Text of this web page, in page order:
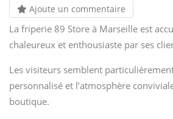
Ajoute un commentaire
La friperie 89 Store à Marseille est
chaleureux et enthousiaste par ses
Les visiteurs semblent
personnalisé et l’atmosphère
boutique.